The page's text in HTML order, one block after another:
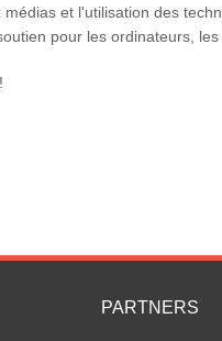
et l'utilisation des
pour les ordinateurs,
PARTNERS